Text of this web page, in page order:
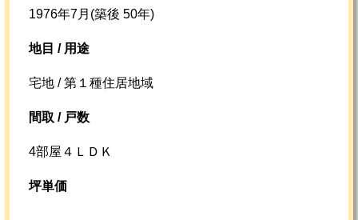
1976年7月(築後 50年)
地目 / 用途
宅地 / 第１種住居地域
間取 / 戸数
4部屋４ＬＤＫ
坪単価